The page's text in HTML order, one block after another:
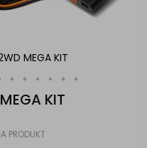
MEGA KIT
KIT
PRODUKT